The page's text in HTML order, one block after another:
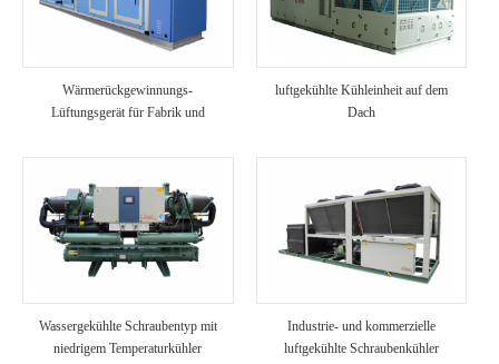
Wärmerückgewinnungs-
Lüftungsgerät für Fabrik und
luftgekühlte Kühleinheit auf dem
Dach
Wassergekühlte Schraubentyp mit
niedrigem Temperaturkühler
Industrie- und kommerzielle
luftgekühlte Schraubenkühler